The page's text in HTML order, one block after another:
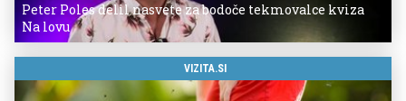
Peter Poles delil nasvete za bodoče tekmovalce kviza
Na lovu
VIZITA.SI